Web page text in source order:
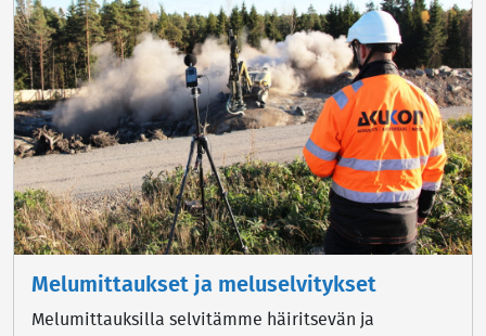
Melumittaukset ja meluselvitykset
Melumittauksilla selvitämme häiritsevän ja